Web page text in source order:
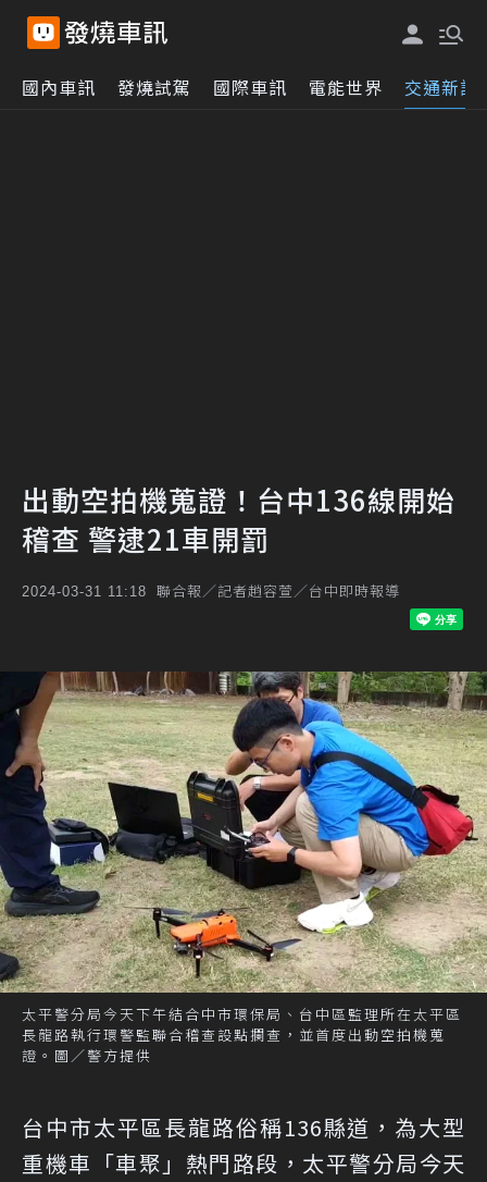
國內車訊 發燒試駕 國際車訊 電能世界 交通新訊
出動空拍機蒐證！台中136線開始
稽查 警逮21車開罰
2024-03-31 11:18 聯合報／記者趙容萱／台中即時報導
太平警分局今天下午結合中市環保局、台中區監理所在太平區
長龍路執行環警監聯合稽查設點攔查，並首度出動空拍機蒐
證。圖／警方提供
台中市太平區長龍路俗稱136縣道，為大型
重機車「車聚」熱門路段，太平警分局今天